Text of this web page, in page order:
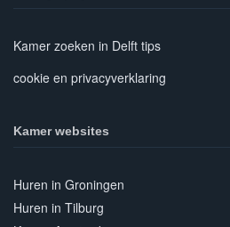
Kamer zoeken in Delft tips
cookie en privacyverklaring
Kamer websites
Huren in Groningen
Huren in Tilburg